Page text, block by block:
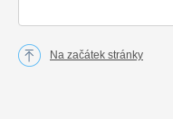
Na začátek stránky